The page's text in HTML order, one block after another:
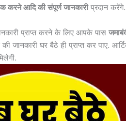
आदि की संपूर्ण जानकारीप्रदान करेंगे.
प्राप्त करने के लिए आपके पास
की जानकारी घर बैठे ही प्राप्त कर पाए.